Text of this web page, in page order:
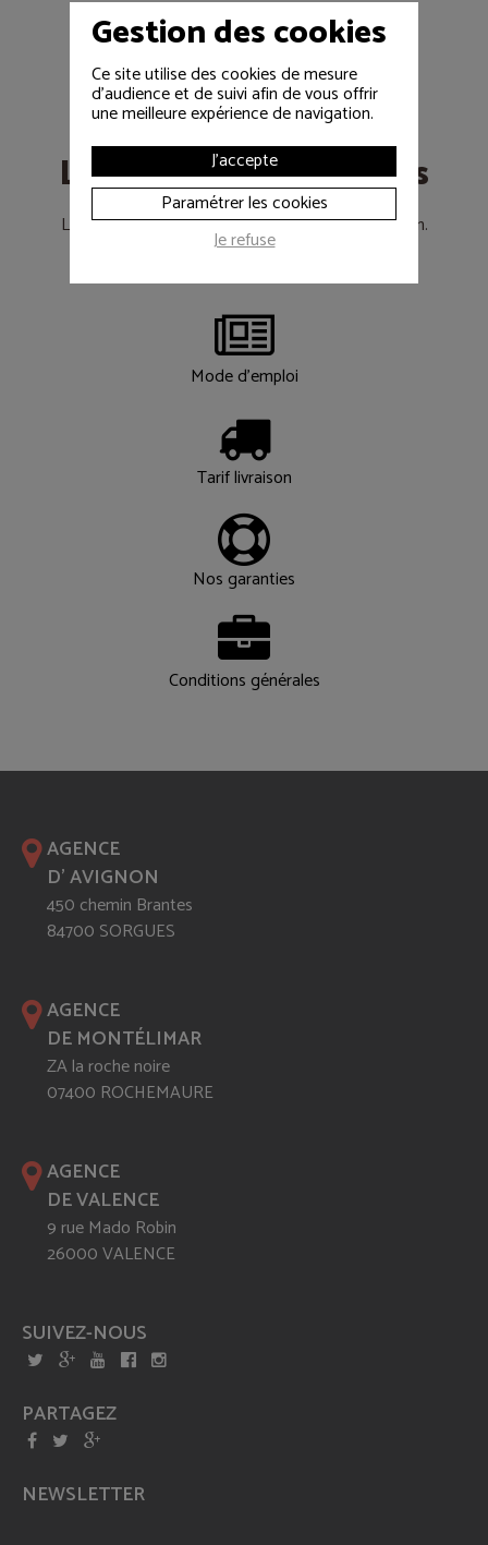
Les informations utiles
Le déroulement d’un achat de matériel d’occasion.
Les réponses à vos questions….
Mode d'emploi
Tarif livraison
Nos garanties
Conditions générales
AGENCE
D' AVIGNON
450 chemin Brantes
84700 SORGUES
AGENCE
DE MONTÉLIMAR
ZA la roche noire
07400 ROCHEMAURE
AGENCE
DE VALENCE
9 rue Mado Robin
26000 VALENCE
SUIVEZ-NOUS
PARTAGEZ
NEWSLETTER
Gestion des cookies
Ce site utilise des cookies de mesure
d'audience et de suivi afin de vous offrir
une meilleure expérience de navigation.
J'accepte
Paramétrer les cookies
Je refuse